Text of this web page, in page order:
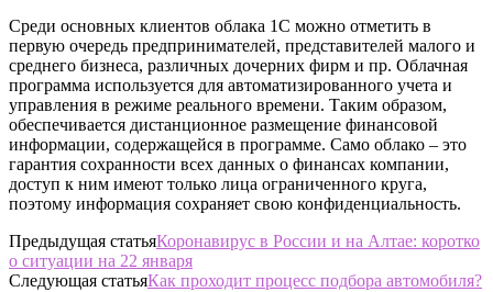
Среди основных клиентов облака 1С можно отметить в
первую очередь предпринимателей, представителей малого и
среднего бизнеса, различных дочерних фирм и пр. Облачная
программа используется для автоматизированного учета и
управления в режиме реального времени. Таким образом,
обеспечивается дистанционное размещение финансовой
информации, содержащейся в программе. Само облако – это
гарантия сохранности всех данных о финансах компании,
доступ к ним имеют только лица ограниченного круга,
поэтому информация сохраняет свою конфиденциальность.
Предыдущая статьяКоронавирус в России и на Алтае: коротко
о ситуации на 22 января
Следующая статьяКак проходит процесс подбора автомобиля?